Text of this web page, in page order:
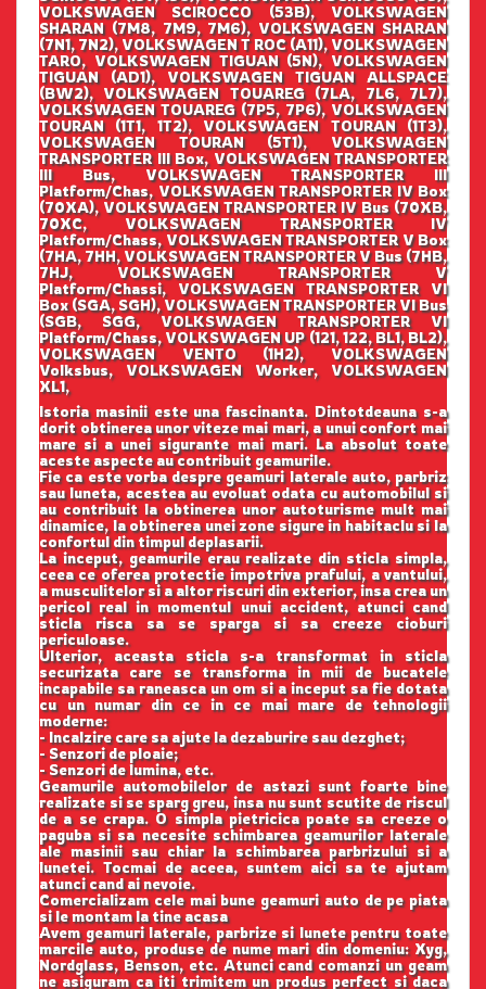
VOLKSWAGEN SCIROCCO (53B), VOLKSWAGEN
SHARAN (7M8, 7M9, 7M6), VOLKSWAGEN SHARAN
(7N1, 7N2), VOLKSWAGEN T ROC (A11), VOLKSWAGEN
TARO, VOLKSWAGEN TIGUAN (5N), VOLKSWAGEN
TIGUAN (AD1), VOLKSWAGEN TIGUAN ALLSPACE
(BW2), VOLKSWAGEN TOUAREG (7LA, 7L6, 7L7),
VOLKSWAGEN TOUAREG (7P5, 7P6), VOLKSWAGEN
TOURAN (1T1, 1T2), VOLKSWAGEN TOURAN (1T3),
VOLKSWAGEN TOURAN (5T1), VOLKSWAGEN
TRANSPORTER III Box, VOLKSWAGEN TRANSPORTER
III Bus, VOLKSWAGEN TRANSPORTER III
Platform/Chas, VOLKSWAGEN TRANSPORTER IV Box
(70XA), VOLKSWAGEN TRANSPORTER IV Bus (70XB,
70XC, VOLKSWAGEN TRANSPORTER IV
Platform/Chass, VOLKSWAGEN TRANSPORTER V Box
(7HA, 7HH, VOLKSWAGEN TRANSPORTER V Bus (7HB,
7HJ, VOLKSWAGEN TRANSPORTER V
Platform/Chassi, VOLKSWAGEN TRANSPORTER VI
Box (SGA, SGH), VOLKSWAGEN TRANSPORTER VI Bus
(SGB, SGG, VOLKSWAGEN TRANSPORTER VI
Platform/Chass, VOLKSWAGEN UP (121, 122, BL1, BL2),
VOLKSWAGEN VENTO (1H2), VOLKSWAGEN
Volksbus, VOLKSWAGEN Worker, VOLKSWAGEN
XL1,
Istoria masinii este una fascinanta. Dintotdeauna s-a
dorit obtinerea unor viteze mai mari, a unui confort mai
mare si a unei sigurante mai mari. La absolut toate
aceste aspecte au contribuit geamurile.
Fie ca este vorba despre geamuri laterale auto, parbriz
sau luneta, acestea au evoluat odata cu automobilul si
au contribuit la obtinerea unor autoturisme mult mai
dinamice, la obtinerea unei zone sigure in habitaclu si la
confortul din timpul deplasarii.
La inceput, geamurile erau realizate din sticla simpla,
ceea ce oferea protectie impotriva prafului, a vantului,
a musculitelor si a altor riscuri din exterior, insa crea un
pericol real in momentul unui accident, atunci cand
sticla risca sa se sparga si sa creeze cioburi
periculoase.
Ulterior, aceasta sticla s-a transformat in sticla
securizata care se transforma in mii de bucatele
incapabile sa raneasca un om si a inceput sa fie dotata
cu un numar din ce in ce mai mare de tehnologii
moderne:
- Incalzire care sa ajute la dezaburire sau dezghet;
- Senzori de ploaie;
- Senzori de lumina, etc.
Geamurile automobilelor de astazi sunt foarte bine
realizate si se sparg greu, insa nu sunt scutite de riscul
de a se crapa. O simpla pietricica poate sa creeze o
paguba si sa necesite schimbarea geamurilor laterale
ale masinii sau chiar la schimbarea parbrizului si a
lunetei. Tocmai de aceea, suntem aici sa te ajutam
atunci cand ai nevoie.
Comercializam cele mai bune geamuri auto de pe piata
si le montam la tine acasa
Avem geamuri laterale, parbrize si lunete pentru toate
marcile auto, produse de nume mari din domeniu: Xyg,
Nordglass, Benson, etc. Atunci cand comanzi un geam
ne asiguram ca iti trimitem un produs perfect si daca